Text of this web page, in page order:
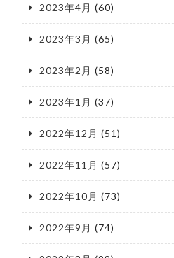
2023年4月 (60)
2023年3月 (65)
2023年2月 (58)
2023年1月 (37)
2022年12月 (51)
2022年11月 (57)
2022年10月 (73)
2022年9月 (74)